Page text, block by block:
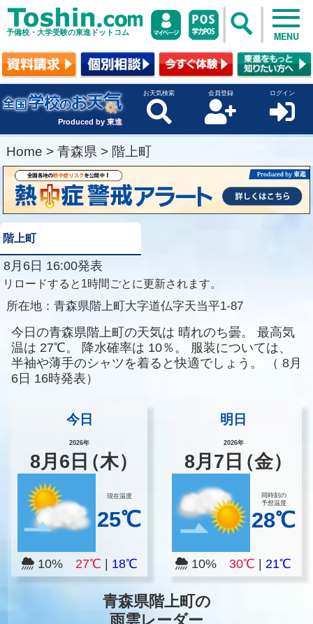
予備校・大学受験の東進ドットコム MENU
Produced by 東進
お天気検索 会員登録 ログイン
Home > 青森県 > 階上町
階上町
8月6日 16:00発表
リロードすると1時間ごとに更新されます。
所在地： 青森県階上町大字道仏字天当平1-87
今日の青森県階上町の天気は 晴れのち曇。
最高気
温は 27℃。 降水確率は 10％。
服装については、
半袖や薄手のシャツを着ると快適でしょう。
（ 8月
6日 16時発表）
今日
2026年
8月 6 日（木）
現在温度
25℃
10% 27℃ 18℃
明日
2026年
8月 7 日（金）
同時刻の
予想温度
28℃
10%30℃ |21℃
青森県階上町の
雨雲レーダー